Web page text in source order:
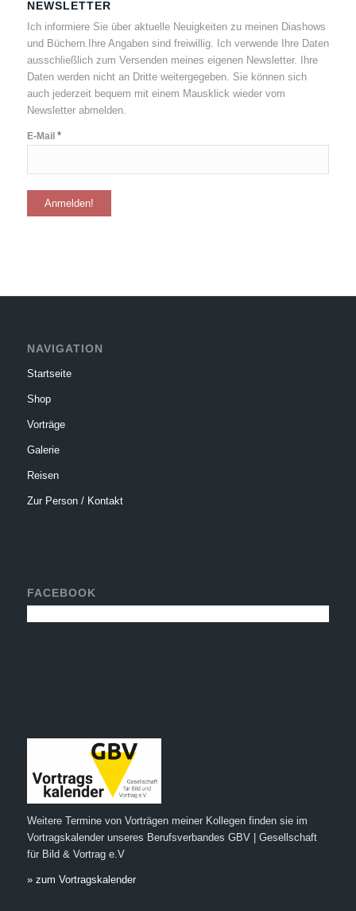
NEWSLETTER
Ich informiere Sie über aktuelle Neuigkeiten zu meinen Diashows
und Büchern.Ihre Angaben sind freiwillig. Ich verwende Ihre Daten
ausschließlich zum Versenden meines eigenen Newsletter. Ihre
Daten werden nicht an Dritte weitergegeben. Sie können sich
auch jederzeit bequem mit einem Mausklick wieder vom
Newsletter abmelden.
E-Mail *
NAVIGATION
Startseite
Shop
Vorträge
Galerie
Reisen
Zur Person / Kontakt
FACEBOOK
Weitere Termine von Vorträgen meiner Kollegen finden sie im
Vortragskalender unseres Berufsverbandes GBV | Gesellschaft
für Bild & Vortrag e.V
» zum Vortragskalender